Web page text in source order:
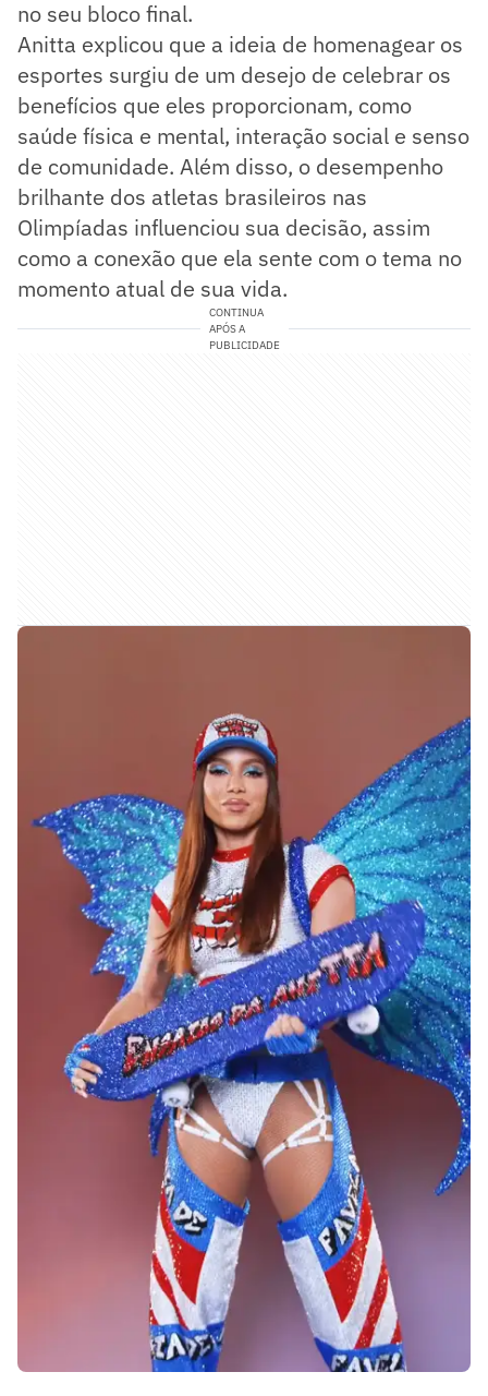
no seu bloco final.
Anitta explicou que a ideia de homenagear os
esportes surgiu de um desejo de celebrar os
benefícios que eles proporcionam, como
saúde física e mental, interação social e senso
de comunidade. Além disso, o desempenho
brilhante dos atletas brasileiros nas
Olimpíadas influenciou sua decisão, assim
como a conexão que ela sente com o tema no
momento atual de sua vida.
CONTINUA
APÓS A
PUBLICIDADE